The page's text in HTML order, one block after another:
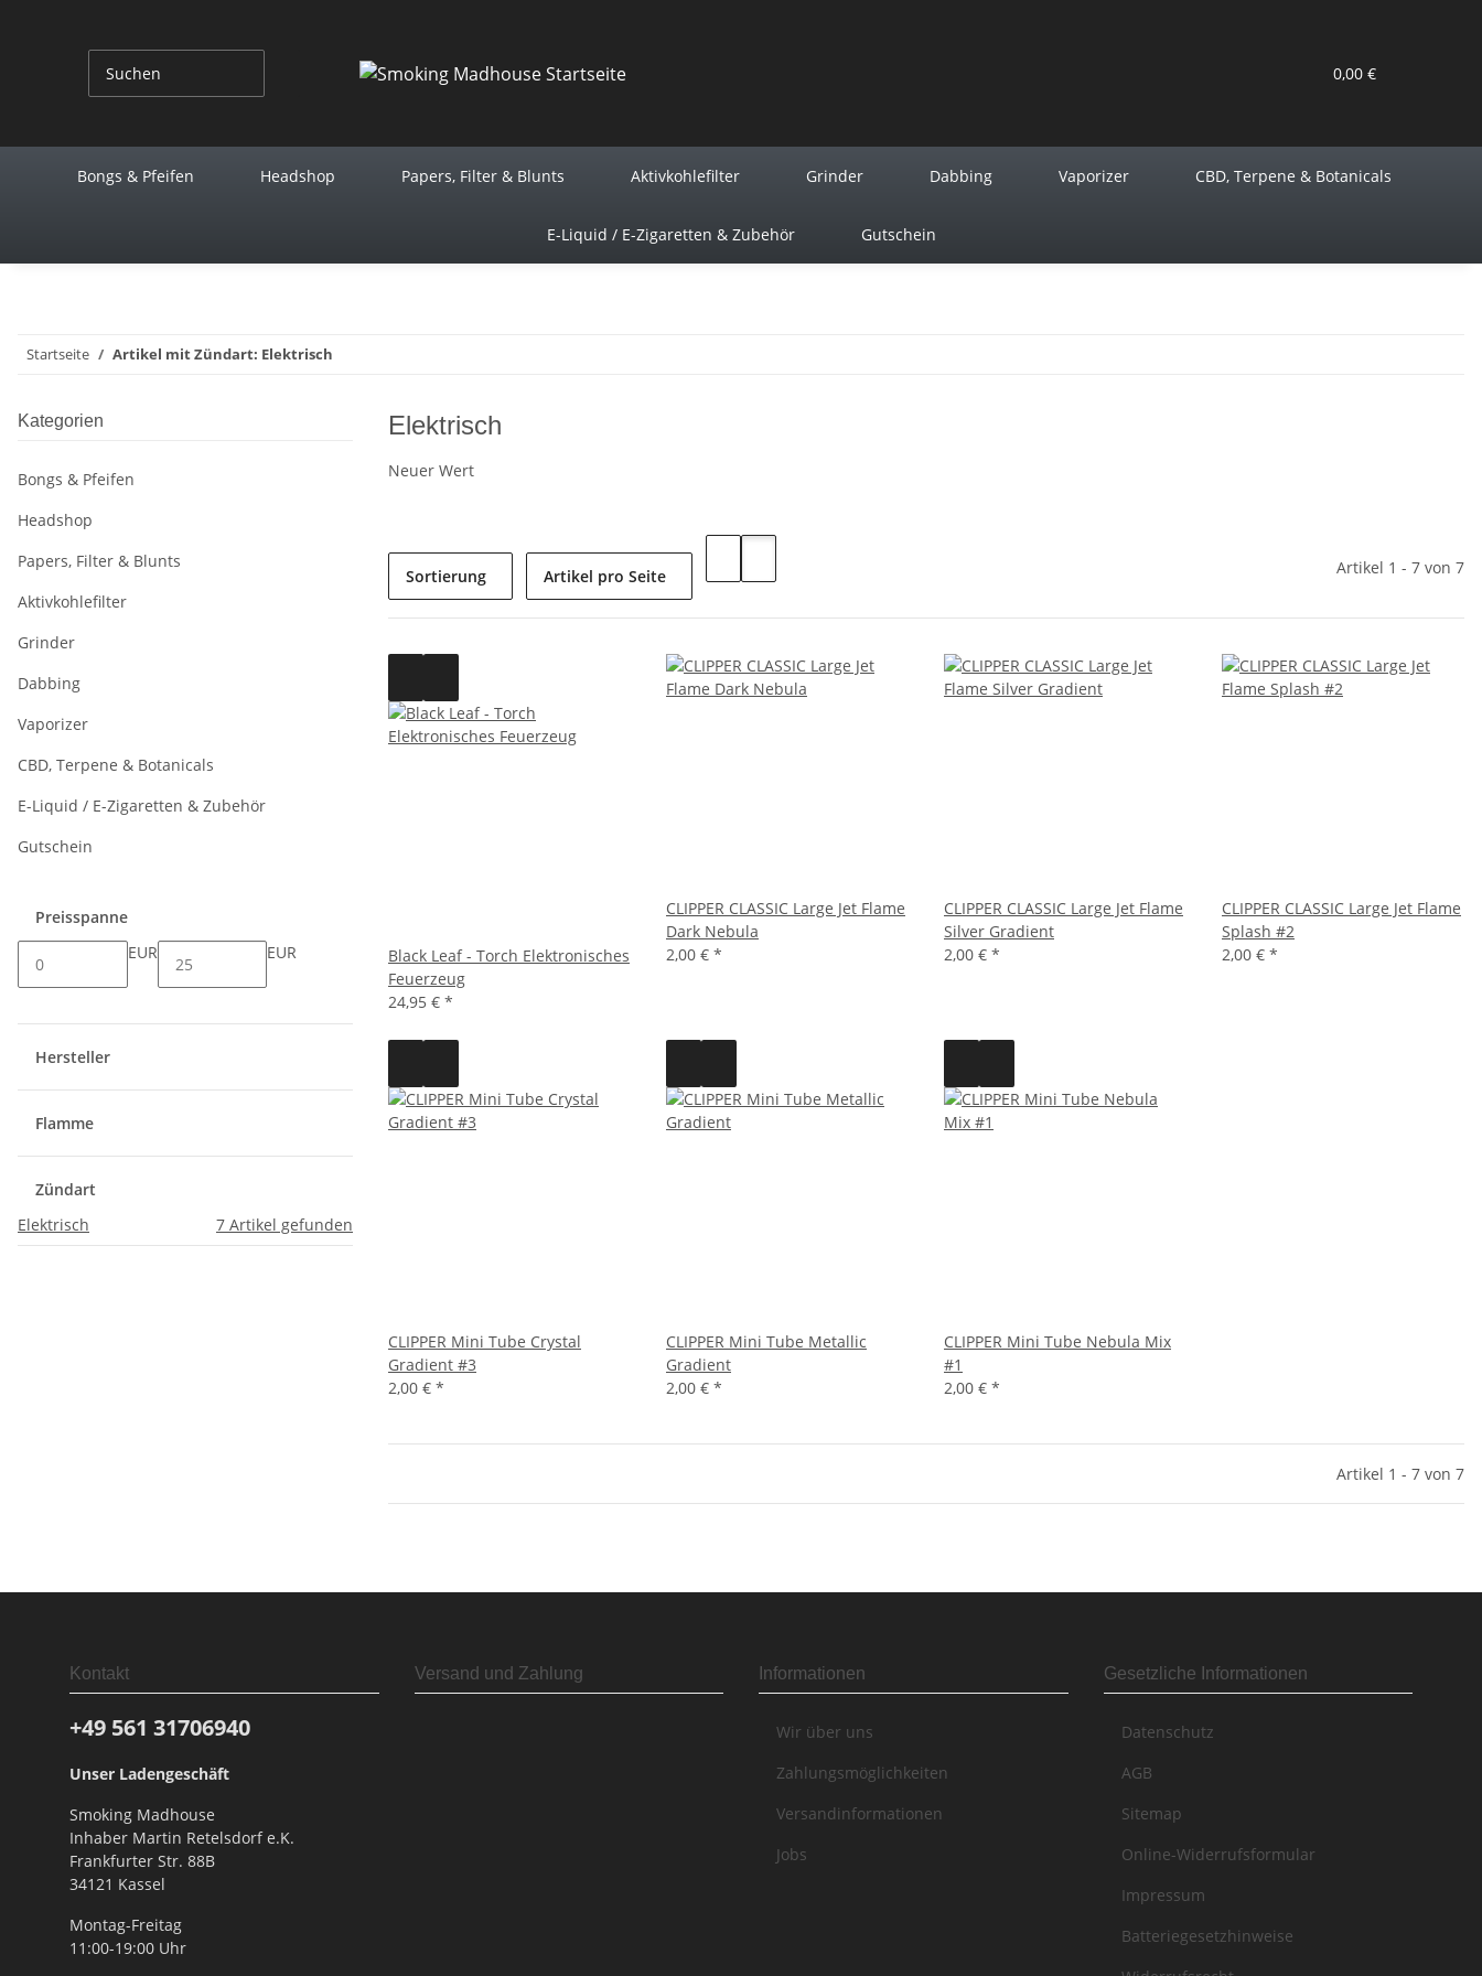
0,00 €
Bongs & Pfeifen Headshop Papers, Filter & Blunts Aktivkohlefilter Grinder Dabbing Vaporizer CBD, Terpene & Botanicals
E-Liquid / E-Zigaretten & Zubehör Gutschein
Startseite Artikel mit Zündart: Elektrisch
Elektrisch
Neuer Wert
Sortierung Artikel pro Seite Artikel 1 - 7 von 7
Black Leaf - Torch Elektronisches
Feuerzeug
24,95 € *
CLIPPER CLASSIC Large Jet Flame
Dark Nebula
2,00 € *
CLIPPER CLASSIC Large Jet Flame
Silver Gradient
2,00 € *
CLIPPER CLASSIC Large Jet Flame
Splash #2
2,00 € *
CLIPPER Mini Tube Crystal
Gradient #3
2,00 € *
CLIPPER Mini Tube Metallic
Gradient
2,00 € *
CLIPPER Mini Tube Nebula Mix
#1
2,00 € *
Artikel 1 - 7 von 7
Kategorien
Bongs & Pfeifen
Headshop
Papers, Filter & Blunts
Aktivkohlefilter
Grinder
Dabbing
Vaporizer
CBD, Terpene & Botanicals
E-Liquid / E-Zigaretten & Zubehör
Gutschein
Preisspanne
EUR
EUR
Hersteller
Flamme
Zündart
Elektrisch
7 Artikel gefunden
Kontakt
+49 561 31706940
Unser Ladengeschäft
Smoking Madhouse
Inhaber Martin Retelsdorf e.K.
Frankfurter Str. 88B
34121 Kassel
Montag-Freitag
11:00-19:00 Uhr
Versand und Zahlung Informationen
Wir über uns
Zahlungsmöglichkeiten
Versandinformationen
Jobs
Gesetzliche Informationen
Datenschutz
AGB
Sitemap
Online-Widerrufsformular
Impressum
Batteriegesetzhinweise